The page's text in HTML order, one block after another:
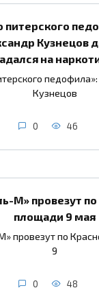
питерского
Кузнецов
на
Кузнецов
0 46
М» провезут
площади 9 мая
провезут по
9
0 48